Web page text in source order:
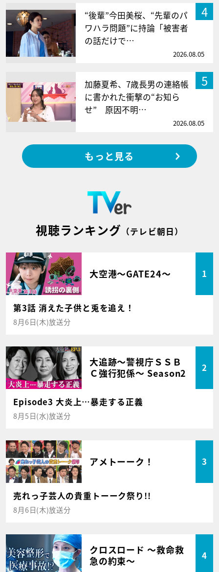
4
“後輩”今田美桜、“先輩のパ
ワハラ問題”に持論「被害者
の話だけで…
2026.08.05
5
加藤夏希、7歳長男の連絡帳
に書かれた衝撃の“お知ら
せ” 原因不明…
2026.08.05
もっと見る
視聴ランキング （テレビ朝日）
大空港～GATE24～ 1
第3話 消えた子供と兎を追え！
8月6日(木)放送分
大追跡～警視庁ＳＳＢ
Ｃ強行犯係～ Season2
2
Episode3 大炎上…暴走する正義
8月5日(水)放送分
アメトーーク！ 3
売れっ子芸人の貴重トーーク祭り!!
8月6日(木)放送分
クロスロード ～救命救
急の約束～
4